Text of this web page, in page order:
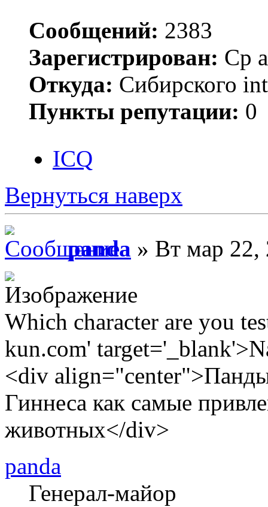
Сообщений: 2383
Зарегистрирован: Ср
Откуда: Сибирского
Пункты репутации: 0
ICQ
Вернуться наверх
panda » Вт мар 22,
Which character are you
kun.com'
<div
Гиннеса как самые
животных</div>
panda
Генерал-майор